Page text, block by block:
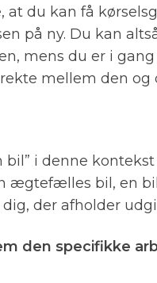
at du kan få
på ny. Du kan
mens du er i
mellem den
bil” i denne
ægtefælles bil, en
der afholder
den specifikke